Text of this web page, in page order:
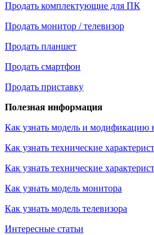
Продать комплектующие для ПК
Продать монитор / телевизор
Продать планшет
Продать смартфон
Продать приставку
Полезная информация
Как узнать модель и модификацию
Как узнать технические
Как узнать технические
Как узнать модель монитора
Как узнать модель телевизора
Интересные статьи